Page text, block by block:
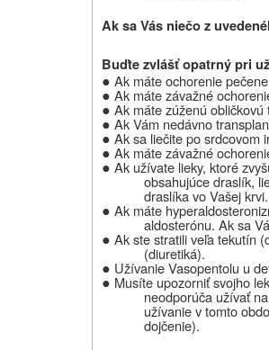
Ak sa Vás niečo z
Buďte zvlášť opatrný pri
● Ak máte ochorenie pečene
● Ak máte závažné
● Ak máte zúženú obličkovú
● Ak Vám nedávno
● Ak sa liečite po srdcovom
● Ak máte závažné
● Ak užívate lieky, ktoré
obsahujúce draslík,
draslíka vo Vašej krvi.
● Ak máte
aldosterónu. Ak sa
● Ak ste stratili veľa tekutín
(diuretiká).
● Užívanie Vasopentolu u
● Musíte upozorniť svojho
neodporúča užívať
užívanie v tomto
dojčenie).